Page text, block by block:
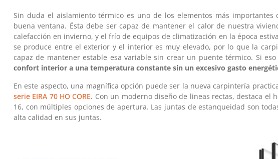
Sin duda el aislamiento térmico es uno de los elementos más importantes
buena ventana. Ésta debe ser capaz de mantener el calor de nuestra
calefacción en invierno, y el frío de equipos de climatización en la época
se produce entre el exterior y el interior es muy elevado, por lo que la
capaz de mantener estable esa variable sin crear un puente térmico. Si eso
confort interior a una temperatura constante sin un excesivo gasto
En este aspecto, una magnífica opción puede ser la nueva carpintería
serie EIRA 70 HO CORE. Con un moderno diseño de lineas rectas, destaca el
16, con múltiples opciones de apertura. Las juntas de estanqueidad son
alta calidad en sus juntas.